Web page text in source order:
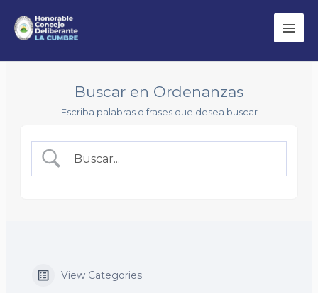
Buscar en Ordenanzas
Escriba palabras o frases que desea buscar
View Categories